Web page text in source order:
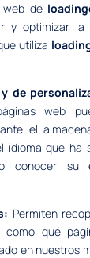
web de
y optimizar la
utiliza
de
web
el
idioma que ha
conocer su
Permiten
como qué
en nuestros